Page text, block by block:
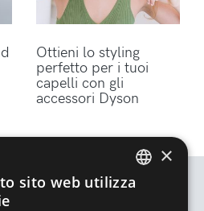
Ottieni lo styling
perfetto per i tuoi
capelli con gli
accessori Dyson
×
sito web utilizza